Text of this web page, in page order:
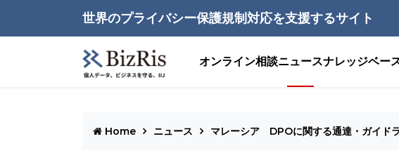
世界のプライバシー保護規制対応を支援するサイト
オンライン相談ニュースナレッジベー
Home ニュース マレーシア DPOに関する通達・ガイド